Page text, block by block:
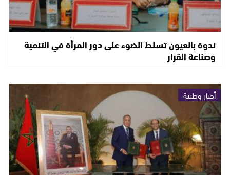
ندوة بالعيون تسلط الضوء على دور المرأة في التنمية
وصناعة القرار
أخبار وطنية